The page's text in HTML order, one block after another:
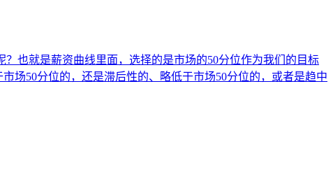
也就是薪资曲线里面，选择的是市场的50分位作为我们的目标
场50分位的，还是滞后性的、略低于市场50分位的，或者是趋中